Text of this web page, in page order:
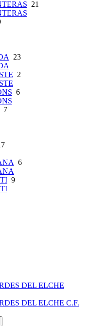
21
23
2
6
7
6
9
DEL ELCHE
DEL ELCHE C.F.